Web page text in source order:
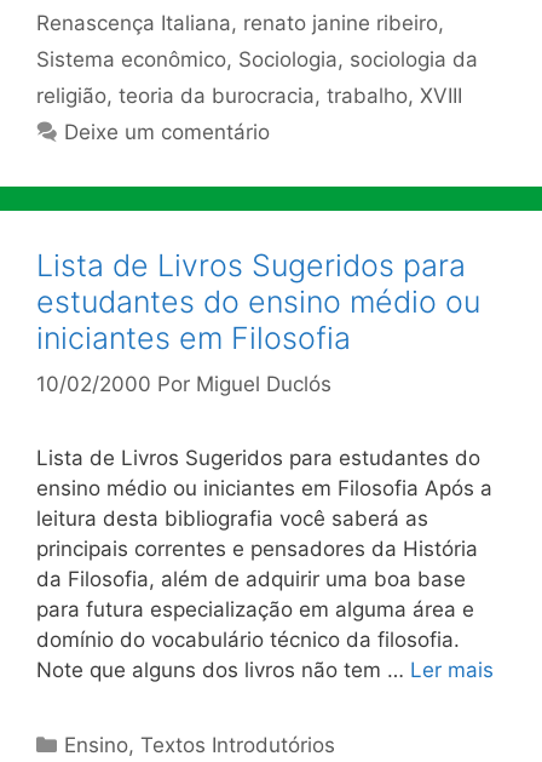
Renascença Italiana, renato janine ribeiro,
Sistema econômico, Sociologia, sociologia da
religião, teoria da burocracia, trabalho, XVIII
Deixe um comentário
Lista de Livros Sugeridos para
estudantes do ensino médio ou
iniciantes em Filosofia
10/02/2000 Por Miguel Duclós
Lista de Livros Sugeridos para estudantes do
ensino médio ou iniciantes em Filosofia Após a
leitura desta bibliografia você saberá as
principais correntes e pensadores da História
da Filosofia, além de adquirir uma boa base
para futura especialização em alguma área e
domínio do vocabulário técnico da filosofia.
Note que alguns dos livros não tem … Ler mais
Categorias
Ensino,Textos Introdutórios